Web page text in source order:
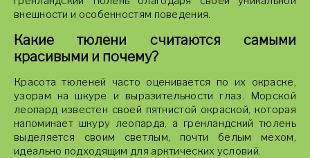
внешности и особенностям поведения.
Какие тюлени считаются самыми
красивыми и почему?
Красота тюленей часто оценивается по их окраске,
узорам на шкуре и выразительности глаз. Морской
леопард известен своей пятнистой окраской, которая
напоминает шкуру леопарда, а гренландский тюлень
выделяется своим светлым, почти белым мехом,
идеально подходящим для арктических условий.